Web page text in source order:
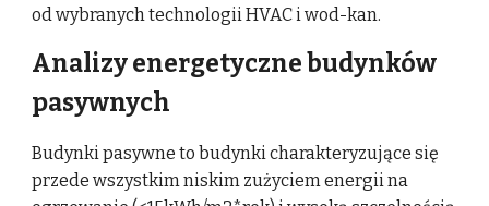
od wybranych technologii HVAC i wod-kan.
Analizy energetyczne budynków
pasywnych
Budynki pasywne to budynki charakteryzujące się
przede wszystkim niskim zużyciem energii na